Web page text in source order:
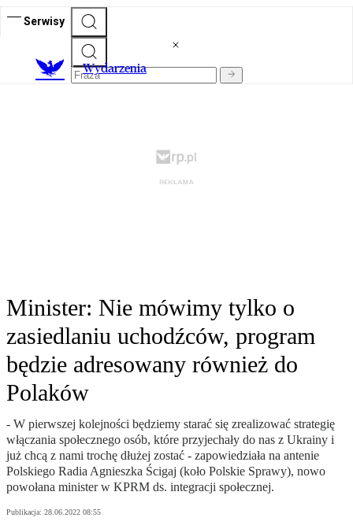
Serwisy
Wydarzenia
Minister: Nie mówimy tylko o
zasiedlaniu uchodźców, program
będzie adresowany również do
Polaków
- W pierwszej kolejności będziemy starać się zrealizować strategię
włączania społecznego osób, które przyjechały do nas z Ukrainy i
już chcą z nami trochę dłużej zostać - zapowiedziała na antenie
Polskiego Radia Agnieszka Ścigaj (koło Polskie Sprawy), nowo
powołana minister w KPRM ds. integracji społecznej.
Publikacja: 28.06.2022 08:55